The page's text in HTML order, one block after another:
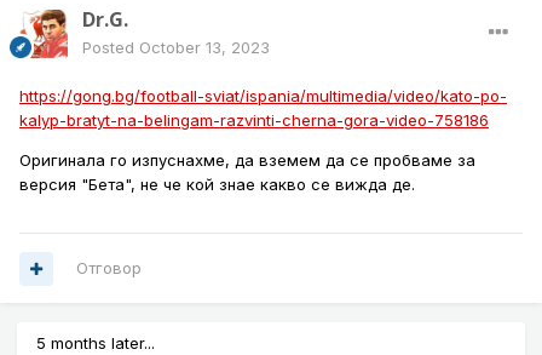
Dr.G.
Posted October 13, 2023
https://gong.bg/football-sviat/ispania/multimedia/video/kato-po-
kalyp-bratyt-na-belingam-razvinti-cherna-gora-video-758186
Оригинала го изпуснахме, да вземем да се пробваме за
версия "Бета", не че кой знае какво се вижда де.
Отговор
5 months later...